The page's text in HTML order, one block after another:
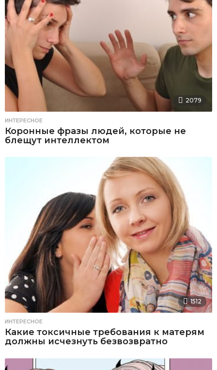
2079
ИНТЕРЕСНОЕ
Коронные фразы людей, которые не
блещут интеллектом
1512
ИНТЕРЕСНОЕ
Какие токсичные требования к матерям
должны исчезнуть безвозвратно